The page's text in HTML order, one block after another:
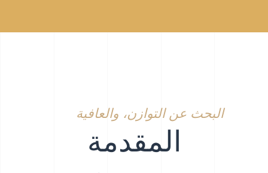
البحث عن التوازن، والعافية
المقدمة